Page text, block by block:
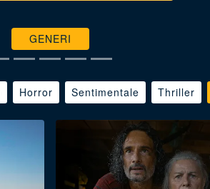
GENERI
Horror Sentimentale Thriller